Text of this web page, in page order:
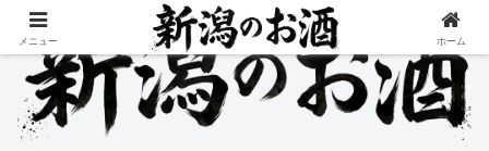
メニュー ホーム